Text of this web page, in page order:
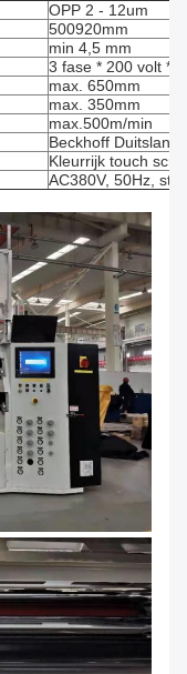
OPP 2 - 12um
500920mm
min 4,5 mm
3 fase * 200 volt
max. 650mm
max. 350mm
max.500m/min
Beckhoff Duitsland
Kleurrijk touch
AC380V, 50Hz,